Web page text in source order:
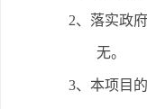
2、落实政
无。
3、本项目